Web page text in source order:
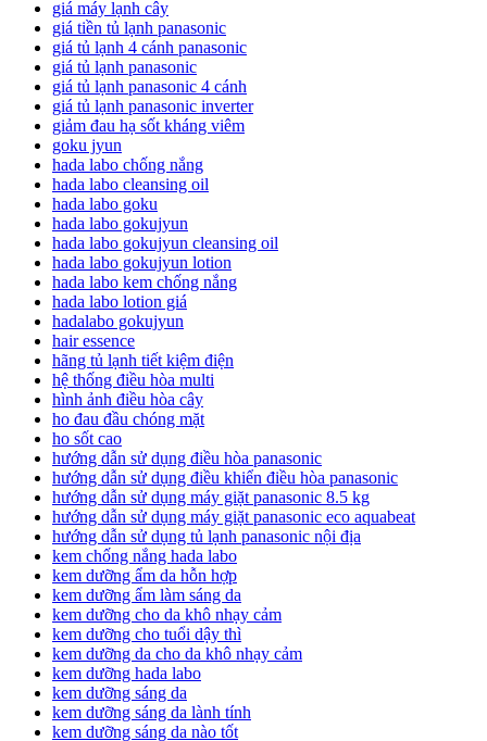
giá máy lạnh cây
giá tiền tủ lạnh panasonic
giá tủ lạnh 4 cánh panasonic
giá tủ lạnh panasonic
giá tủ lạnh panasonic 4 cánh
giá tủ lạnh panasonic inverter
giảm đau hạ sốt kháng viêm
goku jyun
hada labo chống nắng
hada labo cleansing oil
hada labo goku
hada labo gokujyun
hada labo gokujyun cleansing oil
hada labo gokujyun lotion
hada labo kem chống nắng
hada labo lotion giá
hadalabo gokujyun
hair essence
hãng tủ lạnh tiết kiệm điện
hệ thống điều hòa multi
hình ảnh điều hòa cây
ho đau đầu chóng mặt
ho sốt cao
hướng dẫn sử dụng điều hòa panasonic
hướng dẫn sử dụng điều khiển điều hòa panasonic
hướng dẫn sử dụng máy giặt panasonic 8.5 kg
hướng dẫn sử dụng máy giặt panasonic eco aquabeat
hướng dẫn sử dụng tủ lạnh panasonic nội địa
kem chống nắng hada labo
kem dưỡng ẩm da hỗn hợp
kem dưỡng ẩm làm sáng da
kem dưỡng cho da khô nhạy cảm
kem dưỡng cho tuổi dậy thì
kem dưỡng da cho da khô nhạy cảm
kem dưỡng hada labo
kem dưỡng sáng da
kem dưỡng sáng da lành tính
kem dưỡng sáng da nào tốt